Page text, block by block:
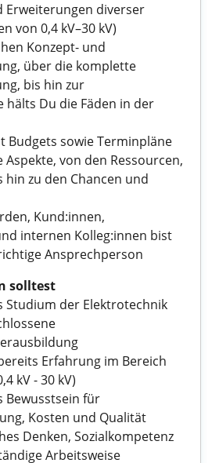
Erweiterungen diverser
von 0,4 kV–30 kV)
Konzept- und
über die komplette
bis hin zur
hälts Du die Fäden in der
Budgets sowie Terminpläne
von den Ressourcen,
hin zu den Chancen und
Kund:innen,
internen Kolleg:innen bist
Ansprechperson
solltest
Studium der Elektrotechnik
Erfahrung im Bereich
kV - 30 kV)
Bewusstsein für
Kosten und Qualität
Denken, Sozialkompetenz
Arbeitsweise